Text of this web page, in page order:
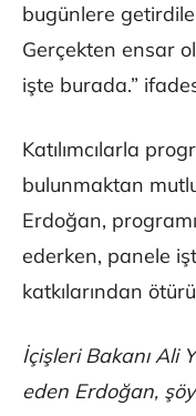
bugünlere
Gerçekten ensar
işte burada.”
Katılımcılarla
bulunmaktan
Erdoğan,
ederken, panele
katkılarından
İçişleri Bakanı Ali
eden Erdoğan,